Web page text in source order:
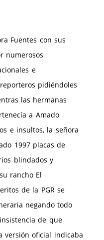
Fuentes con sus
numerosos
e
pidiéndoles
las hermanas
a Amado
e insultos, la señora
1997 placas de
blindados y
rancho El
de la PGR se
negando todo
de que
versión oficial indicaba